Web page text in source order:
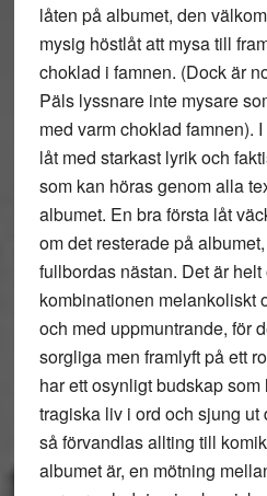
låten på albumet, den
mysig höstlåt att mysa till
choklad i famnen. (Dock är
Päls lyssnare inte mysare
med varm choklad famnen).
låt med starkast lyrik och
som kan höras genom alla
albumet. En bra första låt
om det resterade på
fullbordas nästan. Det är helt
kombinationen melankoliskt
och med uppmuntrande, för
sorgliga men framlyft på ett
har ett osynligt budskap som
tragiska liv i ord och sjung
så förvandlas allting till
albumet är, en mötning